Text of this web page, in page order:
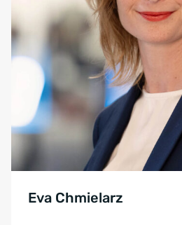
Eva Chmielarz